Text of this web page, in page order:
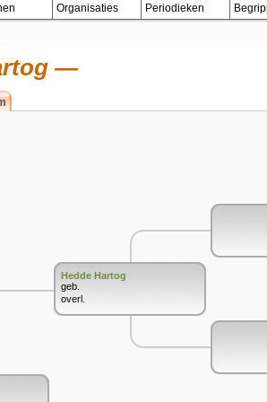
Organisaties Periodieken
Hedde Hartog
geb.
overl.